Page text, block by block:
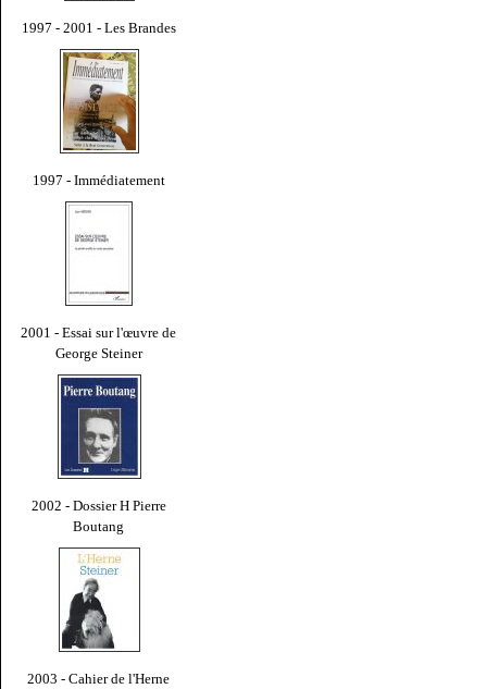
1997 - 2001 - Les Brandes
1997 - Immédiatement
2001 - Essai sur l'œuvre de
George Steiner
2002 - Dossier H Pierre
Boutang
2003 - Cahier de l'Herne